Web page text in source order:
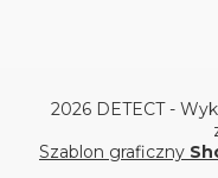
2026 DETECT -
Szablon graficzny